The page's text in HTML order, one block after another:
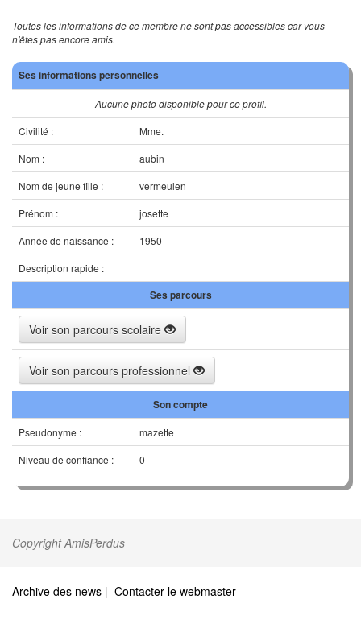
Toutes les informations de ce membre ne sont pas accessibles car vous
n'êtes pas encore amis.
Ses informations personnelles
Aucune photo disponible pour ce profil.
Civilité :
Mme.
Nom :
aubin
Nom de jeune fille :
vermeulen
Prénom :
josette
Année de naissance :
1950
Description rapide :
Ses parcours
Voir son parcours scolaire
Voir son parcours professionnel
Son compte
Pseudonyme :
mazette
Niveau de confiance :
0
Copyright AmisPerdus
Archive des news | Contacter le webmaster